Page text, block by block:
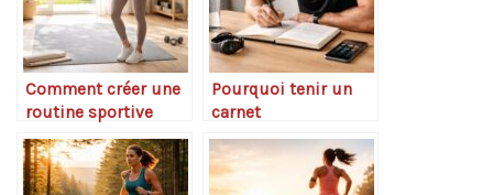
Comment créer une
routine sportive
durable
Pourquoi tenir un
carnet
d’entraînement
change la
progression